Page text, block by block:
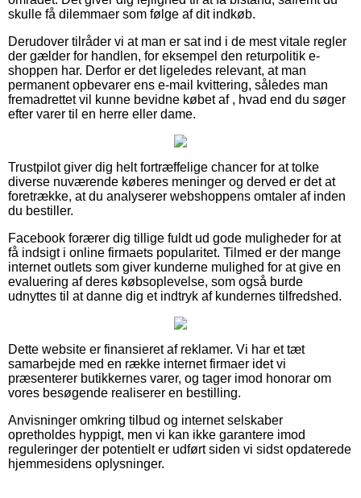
skulle få dilemmaer som følge af dit indkøb.
Derudover tilråder vi at man er sat ind i de mest vitale regler
der gælder for handlen, for eksempel den returpolitik e-
shoppen har. Derfor er det ligeledes relevant, at man
permanent opbevarer ens e-mail kvittering, således man
fremadrettet vil kunne bevidne købet af , hvad end du søger
efter varer til en herre eller dame.
Trustpilot giver dig helt fortræffelige chancer for at tolke
diverse nuværende køberes meninger og derved er det at
foretrække, at du analyserer webshoppens omtaler af inden
du bestiller.
Facebook forærer dig tillige fuldt ud gode muligheder for at
få indsigt i online firmaets popularitet. Tilmed er der mange
internet outlets som giver kunderne mulighed for at give en
evaluering af deres købsoplevelse, som også burde
udnyttes til at danne dig et indtryk af kundernes tilfredshed.
Dette website er finansieret af reklamer. Vi har et tæt
samarbejde med en række internet firmaer idet vi
præsenterer butikkernes varer, og tager imod honorar om
vores besøgende realiserer en bestilling.
Anvisninger omkring tilbud og internet selskaber
opretholdes hyppigt, men vi kan ikke garantere imod
reguleringer der potentielt er udført siden vi sidst opdaterede
hjemmesidens oplysninger.